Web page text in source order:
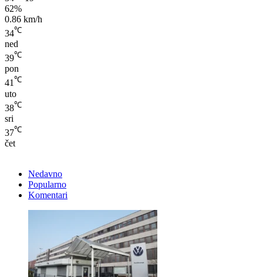
62%
0.86 km/h
34℃
ned
39℃
pon
41℃
uto
38℃
sri
37℃
čet
Nedavno
Popularno
Komentari